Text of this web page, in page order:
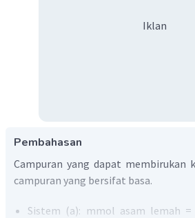
Iklan
Pembahasan
Campuran yang dapat membirukan
campuran yang bersifat basa.
Sistem (a): mmol asam lemah